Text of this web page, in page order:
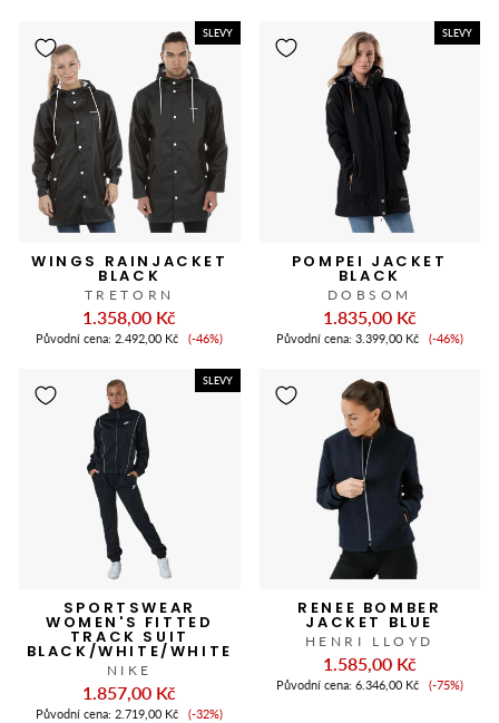
SLEVY
WINGS RAINJACKET
BLACK
TRETORN
1.358,00 Kč
Původní cena:2.492,00 Kč
Cena
(-46%)
SLEVY
POMPEI JACKET
BLACK
DOBSOM
1.835,00 Kč
Původní cena: 3.399,00 Kč
Cena
(-46%)
SLEVY
SPORTSWEAR
WOMEN'S FITTED
TRACK SUIT
BLACK/WHITE/WHITE
NIKE
1.857,00 Kč
Původní cena:2.719,00 Kč
Cena
(-32%)
RENEE BOMBER
JACKET BLUE
HENRI LLOYD
1.585,00 Kč
Původní cena: 6.346,00 Kč
Cena
(-75%)